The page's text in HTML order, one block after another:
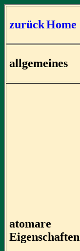
zurückHome
allgemeines
atomare
Eigenschaften